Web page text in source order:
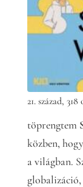
21. század,
töprengtem
közben,
a világban.